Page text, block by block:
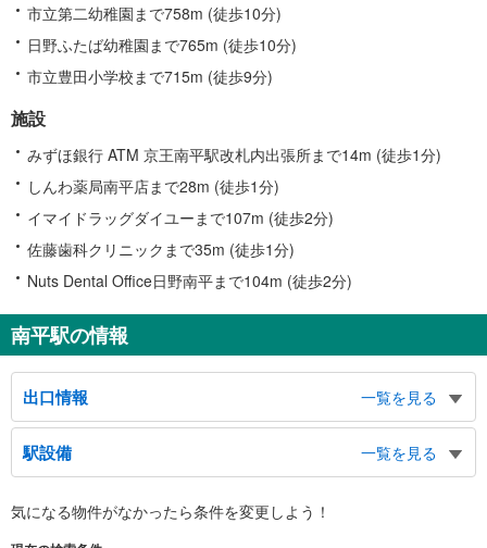
市立第二幼稚園まで758m (徒歩10分)
日野ふたば幼稚園まで765m (徒歩10分)
市立豊田小学校まで715m (徒歩9分)
施設
みずほ銀行 ATM 京王南平駅改札内出張所まで14m (徒歩1分)
しんわ薬局南平店まで28m (徒歩1分)
イマイドラッグダイユーまで107m (徒歩2分)
佐藤歯科クリニックまで35m (徒歩1分)
Nuts Dental Office日野南平まで104m (徒歩2分)
南平駅の情報
出口情報
一覧を見る
北口
南平５・６丁目、平山４丁目、東豊田１・２丁目、南平西部地区センター、一
番橋（浅川）、七生中学校
南口
駅設備
一覧を見る
※段差なしでの移動経路
気になる物件がなかったら条件を変更しよう！